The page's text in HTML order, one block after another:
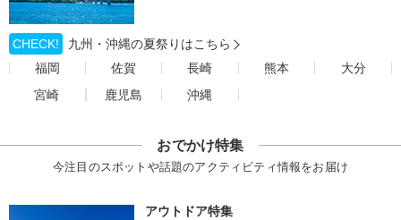
CHECK!
九州・沖縄の夏祭りはこちら
福岡
佐賀 長崎 熊本
大分
宮崎
鹿児島 沖縄
おでかけ特集
今注目のスポットや話題のアクティビティ情報をお届け
アウトドア特集